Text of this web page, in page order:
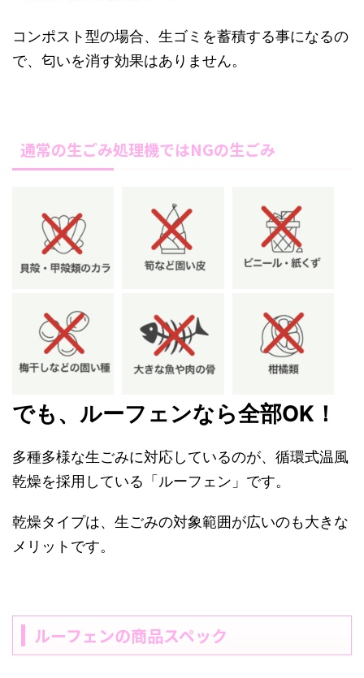
コンポスト型の場合、生ゴミを蓄積する事になるの
で、匂いを消す効果はありません。
通常の生ごみ処理機ではNGの生ごみ
でも、ルーフェンなら全部OK！
多種多様な生ごみに対応しているのが、循環式温風
乾燥を採用している「ルーフェン」です。
乾燥タイプは、生ごみの対象範囲が広いのも大きな
メリットです。
ルーフェンの商品スペック